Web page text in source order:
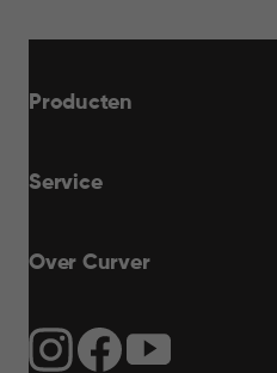
Producten
Service
Over Curver